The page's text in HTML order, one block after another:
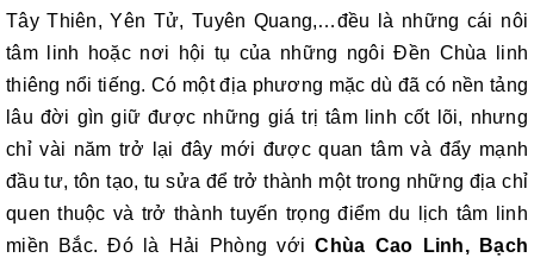
Tây Thiên, Yên Tử, Tuyên Quang,…đều là những cái nôi
tâm linh hoặc nơi hội tụ của những ngôi Đền Chùa linh
thiêng nổi tiếng.Có một địa phương mặc dù đã có nền tảng
lâu đời gìn giữ được những giá trị tâm linh cốt lõi, nhưng
chỉ vài năm trở lại đây mới được quan tâm và đẩy mạnh
đầu tư, tôn tạo, tu sửa để trở thành một trong những địa chỉ
quen thuộc và trở thành tuyến trọng điểm du lịch tâm linh
miền Bắc. Đó là Hải Phòng vớiChùa Cao Linh, Bạch